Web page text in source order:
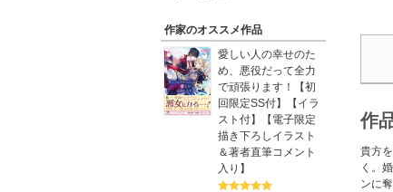
作家のオススメ作品
愛しい人の幸せのた
め、悪役だって全力
で頑張ります！【初
回限定SS付】【イラ
スト付】【電子限定
描き下ろしイラスト
＆著者直筆コメント
入り】
作
貴方
く。
ンに